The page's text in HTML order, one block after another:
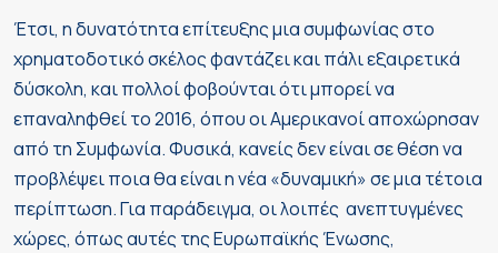
Έτσι, η δυνατότητα επίτευξης μια συμφωνίας στο
χρηματοδοτικό σκέλος φαντάζει και πάλι εξαιρετικά
δύσκολη, και πολλοί φοβούνται ότι μπορεί να
επαναληφθεί το 2016, όπου οι Αμερικανοί αποχώρησαν
από τη Συμφωνία. Φυσικά, κανείς δεν είναι σε θέση να
προβλέψει ποια θα είναι η νέα «δυναμική» σε μια τέτοια
περίπτωση. Για παράδειγμα, οι λοιπές ανεπτυγμένες
χώρες, όπως αυτές της Ευρωπαϊκής Ένωσης,